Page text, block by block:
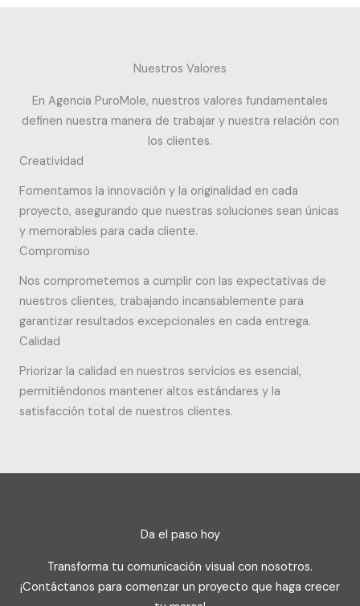
Nuestros Valores
En Agencia PuroMole, nuestros valores fundamentales
definen nuestra manera de trabajar y nuestra relación con
los clientes.
Creatividad
Fomentamos la innovación y la originalidad en cada
proyecto, asegurando que nuestras soluciones sean únicas
y memorables para cada cliente.
Compromiso
Nos comprometemos a cumplir con las expectativas de
nuestros clientes, trabajando incansablemente para
garantizar resultados excepcionales en cada entrega.
Calidad
Priorizar la calidad en nuestros servicios es esencial,
permitiéndonos mantener altos estándares y la
satisfacción total de nuestros clientes.
Da el paso hoy
Transforma tu comunicación visual con nosotros.
¡Contáctanos para comenzar un proyecto que haga crecer